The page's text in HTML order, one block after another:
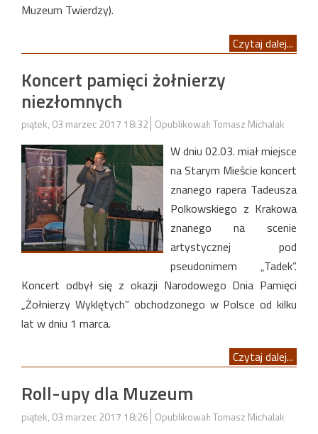
Muzeum Twierdzy).
Czytaj dalej...
Koncert pamięci żołnierzy
niezłomnych
piątek, 03 marzec 2017 18:32 Opublikował: Tomasz Michalak
W dniu 02.03. miał miejsce
na Starym Mieście koncert
znanego rapera Tadeusza
Polkowskiego z Krakowa
znanego na scenie
artystycznej pod
pseudonimem „Tadek”.
Koncert odbył się z okazji Narodowego Dnia Pamięci
„Żołnierzy Wyklętych” obchodzonego w Polsce od kilku
lat w dniu 1 marca.
Czytaj dalej...
Roll-upy dla Muzeum
piątek, 03 marzec 2017 18:26 Opublikował: Tomasz Michalak